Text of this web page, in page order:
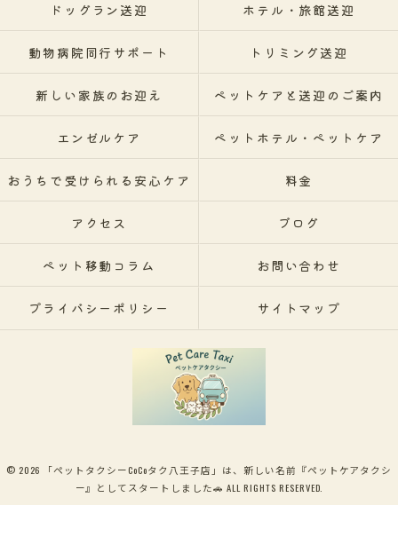
ドッグラン送迎 ホテル・旅館送迎
動物病院同行サポート トリミング送迎
新しい家族のお迎え ペットケアと送迎のご案内
エンゼルケア ペットホテル・ペットケア
おうちで受けられる安心ケア 料金
アクセス ブログ
ペット移動コラム お問い合わせ
プライバシーポリシー サイトマップ
© 2026 「ペットタクシーCoCoタク八王子店」は、新しい名前『ペットケアタクシ
ー』としてスタートしました🚗 ALL RIGHTS RESERVED.